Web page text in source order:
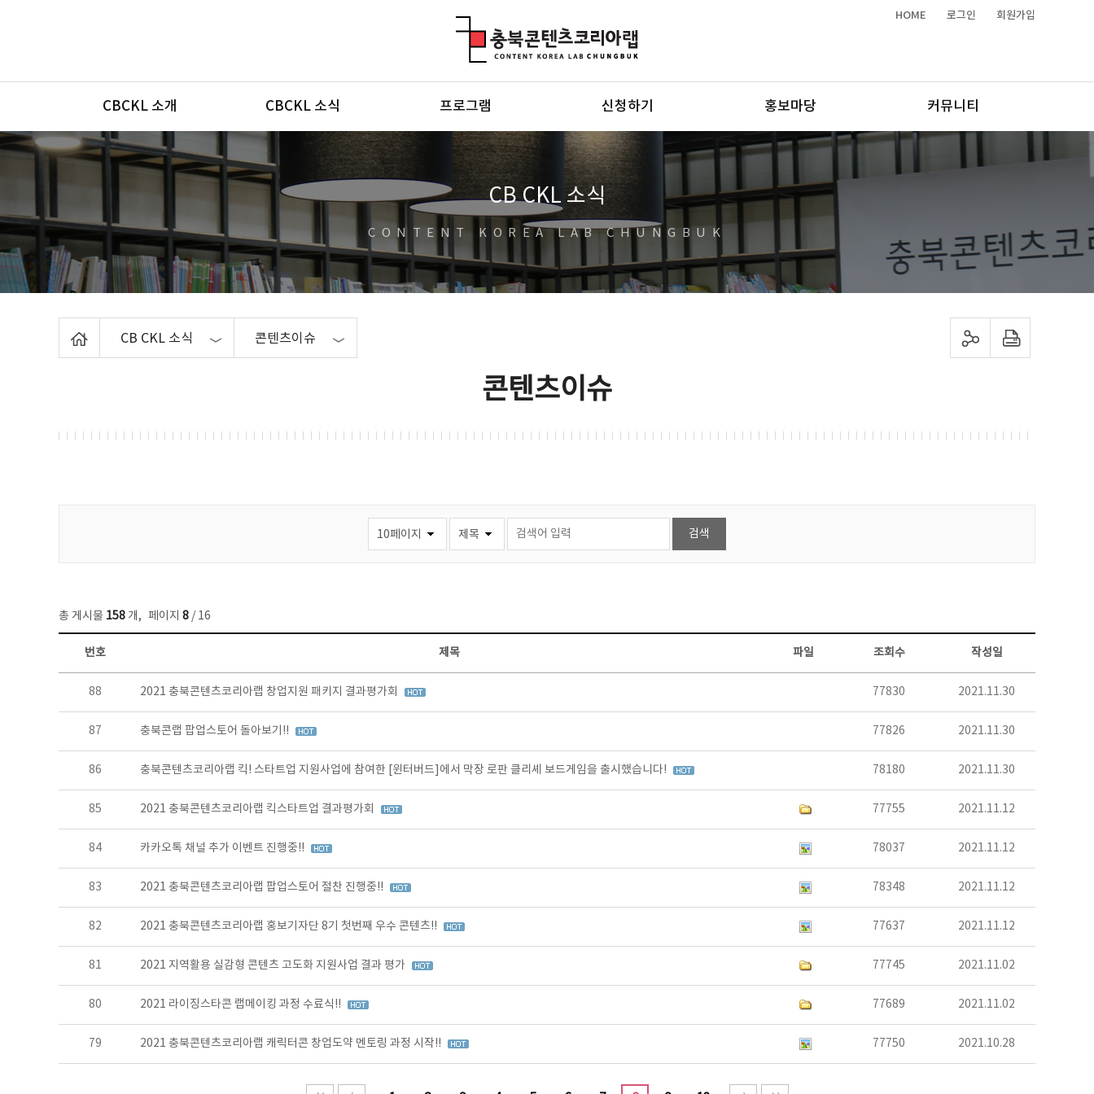
HOME 로그인 회원가입
메뉴
CBCKL 소개 CBCKL 소식 프로그램 신청하기 홍보마당 커뮤니티
CB CKL 소식
CONTENT KOREA LAB CHUNGBUK
CB CKL 소식 콘텐츠이슈 sns 공유하기 프린트하기
콘텐츠이슈
총 게시물 158 개, 페이지 8 / 16
콘텐츠이슈 목록 - 번호, 제목, 작성자, 파일, 조회수, 작성일 정보 제공
번호 제목 파일 조회수 작성일
88 2021 충북콘텐츠코리아랩 창업지원 패키지 결과평가회 77830 2021.11.30
87 충북콘랩 팝업스토어 돌아보기!! 77826 2021.11.30
86 충북콘텐츠코리아랩 킥! 스타트업 지원사업에 참여한 [윈터버드]에서 막장 로판 클리셰 보드게임을 출시했습니다! 78180 2021.11.30
85 2021 충북콘텐츠코리아랩 킥스타트업 결과평가회 77755 2021.11.12
84 카카오톡 채널 추가 이벤트 진행중!! 78037 2021.11.12
83 2021 충북콘텐츠코리아랩 팝업스토어 절찬 진행중!! 78348 2021.11.12
82 2021 충북콘텐츠코리아랩 홍보기자단 8기 첫번째 우수 콘텐츠!! 77637 2021.11.12
81 2021 지역활용 실감형 콘텐츠 고도화 지원사업 결과 평가 77745 2021.11.02
80 2021 라이징스타콘 랩메이킹 과정 수료식!! 77689 2021.11.02
79 2021 충북콘텐츠코리아랩 캐릭터콘 창업도약 멘토링 과정 시작!! 77750 2021.10.28